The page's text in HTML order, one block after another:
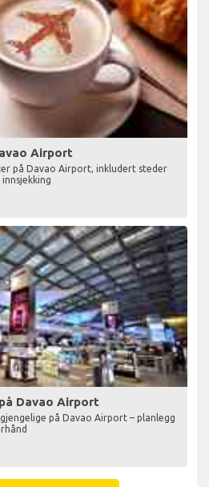
Airport
på Davao Airport, inkludert steder
Davao Airport
på Davao Airport – planlegg